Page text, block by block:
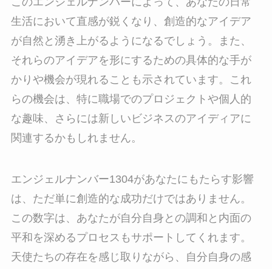
生活において直感が鋭くなり、創造的なアイデア
が自然と湧き上がるようになるでしょう。また、
それらのアイデアを形にするための具体的な手が
かりや機会が現れることも示されています。これ
らの機会は、特に職場でのプロジェクトや個人的
な趣味、さらには新しいビジネスのアイディアに
関連するかもしれません。
エンジェルナンバー1304があなたにもたらす影響
は、ただ単に創造的な成功だけではありません。
この数字は、あなたが自分自身との調和と内面の
平和を深めるプロセスもサポートしてくれます。
天使たちの存在を感じ取りながら、自分自身の感